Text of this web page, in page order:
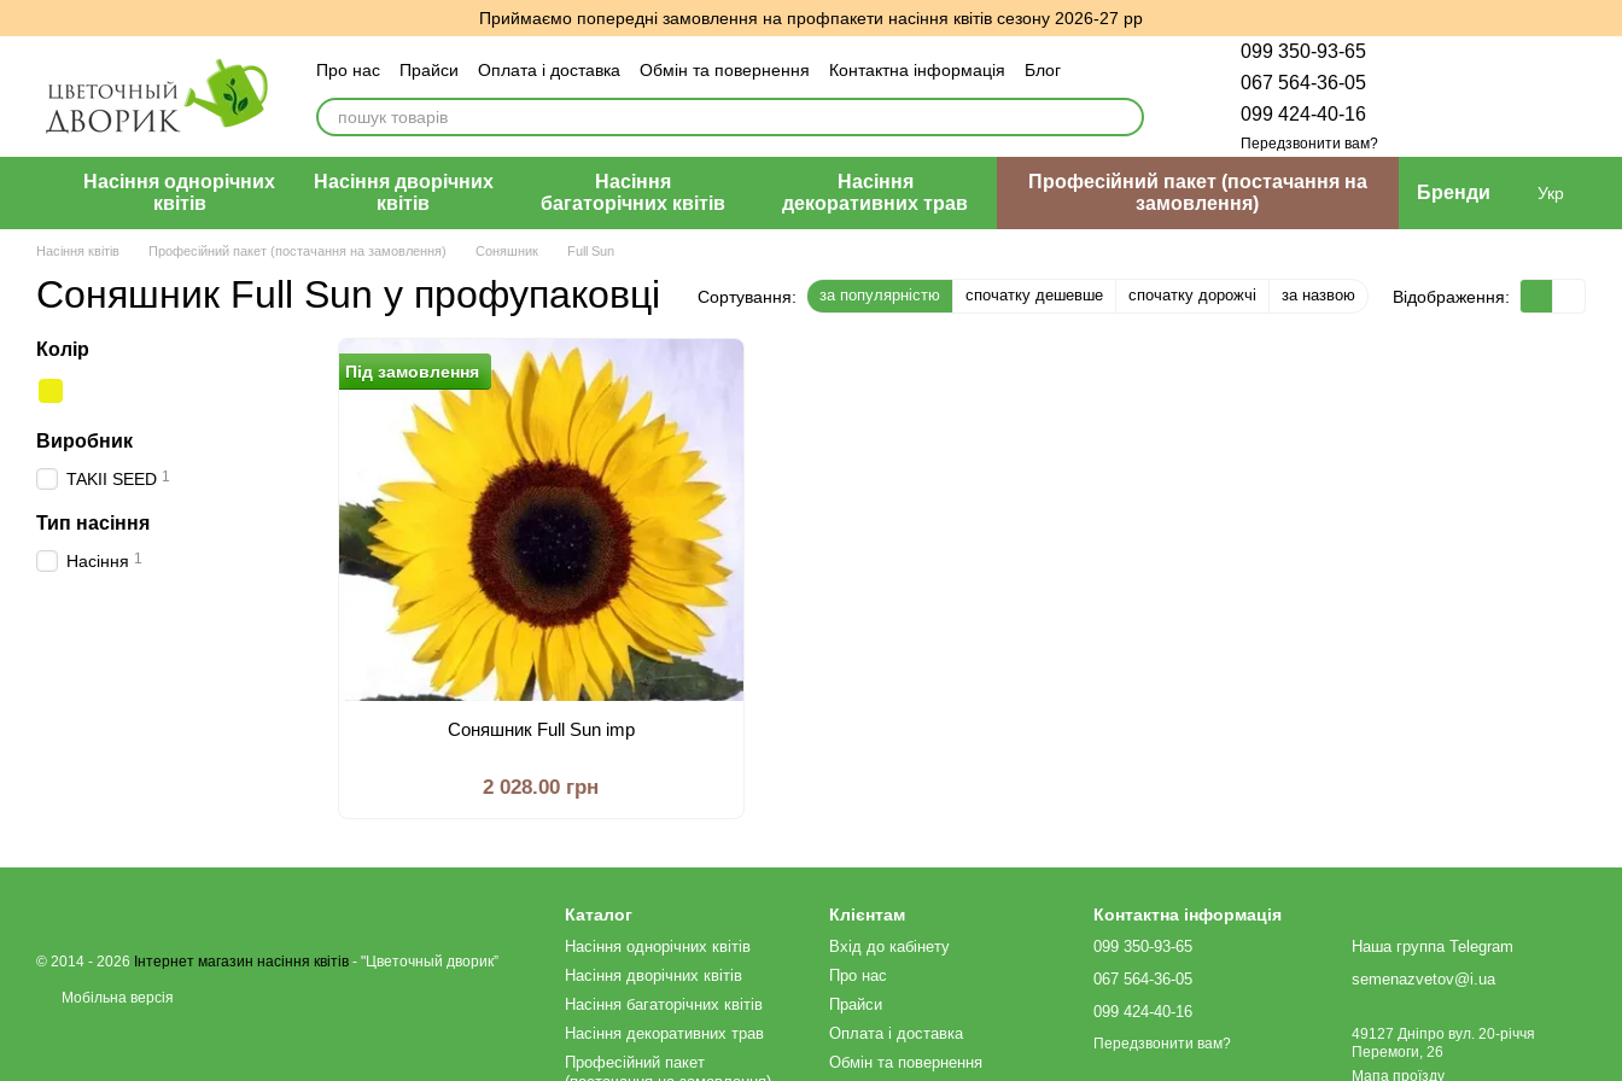
Приймаємо попередні замовлення на профпакети насіння квітів сезону 2026-27 рр
Про нас Прайси Оплата і доставка Обмін та повернення Контактна інформація
Блог
Угода користувача
Відгуки про магазин
099 350-93-65
067 564-36-05
099 424-40-16
Передзвонити вам?
Насіння однорічних
квітів
Насіння дворічних
квітів
Насіння
багаторічних квітів
Насіння
декоративних трав
Професійний пакет (постачання на
замовлення)
Бренди Укр
Насіння квітів Професійний пакет (постачання на замовлення) Соняшник Full Sun
Соняшник Full Sun у профупаковці Сортування: за популярністю спочатку дешевше спочатку дорожчі за назвою Відображення:
Пiд замовлення
Соняшник Full Sun imp
2 028.00 грн
Колір
Виробник
TAKII SEED 1
Тип насiння
Насiння 1
© 2014 - 2026 Інтернет магазин насіння квітів - "Цветочный дворик”
Мобільна версія
Каталог
Насіння однорічних квітів
Насіння дворічних квітів
Насіння багаторічних квітів
Насіння декоративних трав
Професійний пакет
Клієнтам
Вхід до кабінету
Про нас
Прайси
Оплата і доставка
Обмін та повернення
Контактна інформація
099 350-93-65
067 564-36-05
099 424-40-16
Передзвонити вам?
Наша группа Telegram
semenazvetov@i.ua
49127 Дніпро вул. 20-річчя
Перемоги, 26
Мапа проїзду